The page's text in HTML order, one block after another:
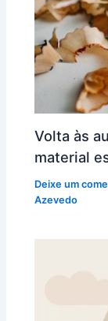
Volta às
material
Deixe um
Azevedo